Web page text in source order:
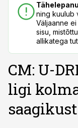
ning kuulub
Väljaanne
sisu,
allikatega
CM: U-
ligi
saagikust